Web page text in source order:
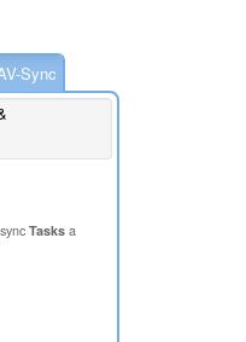
Sync
Tasks a